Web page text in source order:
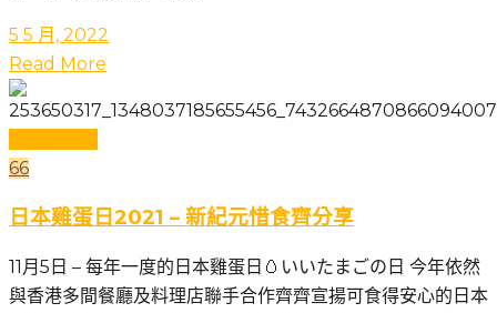
5 5 月, 2022
Read More
66
日本雞蛋日2021 – 新紀元惜食齊分享
11月5日 – 每年一度的日本雞蛋日🥚いいたまごの日 今年依然
與香港多間餐廳及料理店聯手合作齊齊宣揚可食得安心的日本